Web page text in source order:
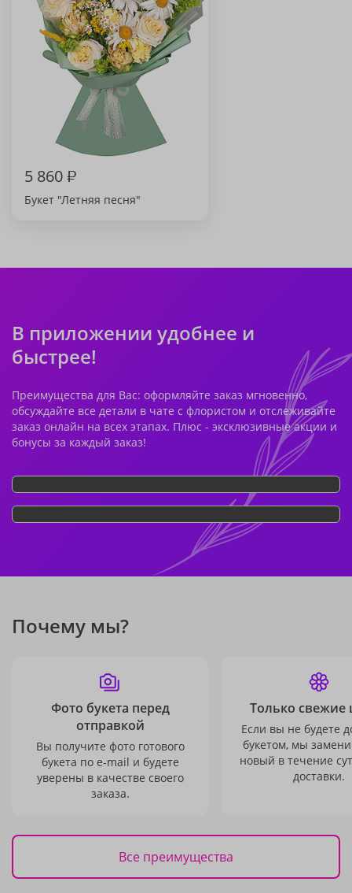
5 860₽
Букет "Летняя песня"
В приложении удобнее и
быстрее!
Преимущества для Вас: оформляйте заказ мгновенно,
обсуждайте все детали в чате с флористом и отслеживайте
заказ онлайн на всех этапах. Плюс - эксклюзивные акции и
бонусы за каждый заказ!
Почему мы?
Фото букета перед
отправкой
Вы получите фото готового
букета по e-mail и будете
уверены в качестве своего
заказа.
Только свежие
Если вы не будете
букетом, мы
новый в течение
доставки.
Все преимущества